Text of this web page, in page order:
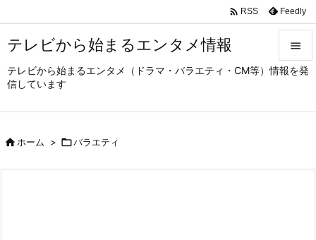
テレビから始まるエンタメ情報
テレビから始まるエンタメ（ドラマ・バラエティ・CM等）情報を発
信しています



 RSS Feedly
ホーム > バラエティ